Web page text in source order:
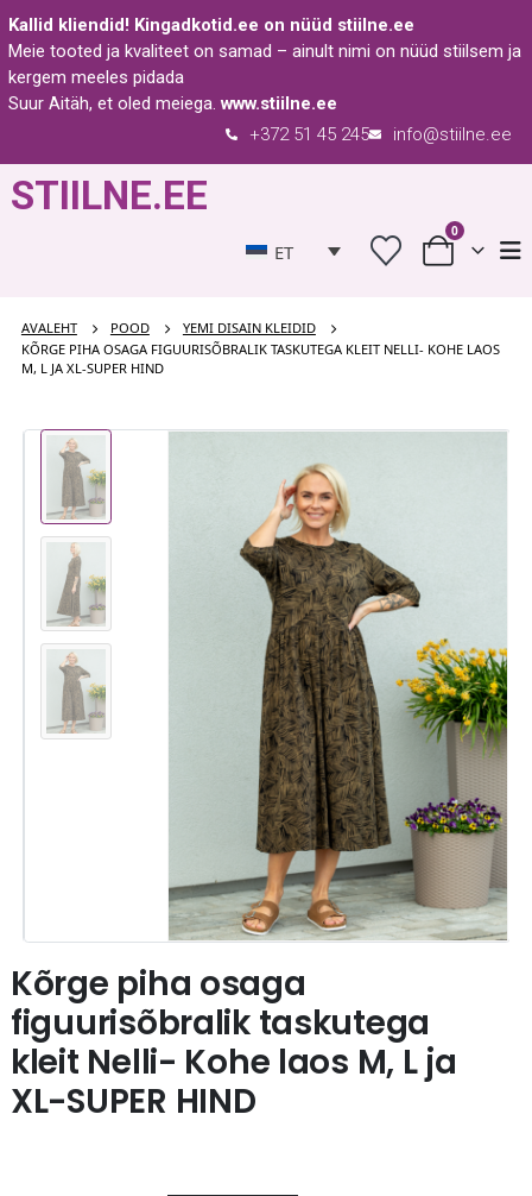
Kallid kliendid! Kingadkotid.ee on nüüd stiilne.ee
Meie tooted ja kvaliteet on samad – ainult nimi on nüüd stiilsem ja
kergem meeles pidada
Suur Aitäh, et oled meiega.www.stiilne.ee
info@stiilne.ee
+372 51 45 245
STIILNE.EE
ET
0
AVALEHT POOD
YEMI DISAIN KLEIDID
KÕRGE PIHA OSAGA FIGUURISÕBRALIK TASKUTEGA KLEIT NELLI- KOHE LAOS
M, L JA XL-SUPER HIND
Kõrge piha osaga
figuurisõbralik taskutega
kleit Nelli- Kohe laos M, L ja
XL-SUPER HIND